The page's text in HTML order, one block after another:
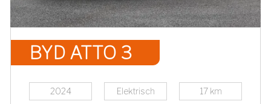
BYD ATTO 3
2024 Elektrisch 17 km